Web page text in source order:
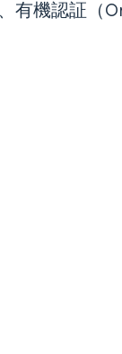
有機認証（